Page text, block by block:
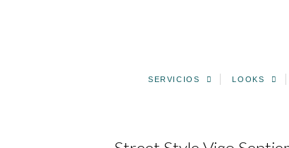
SERVICIOS LOOKS